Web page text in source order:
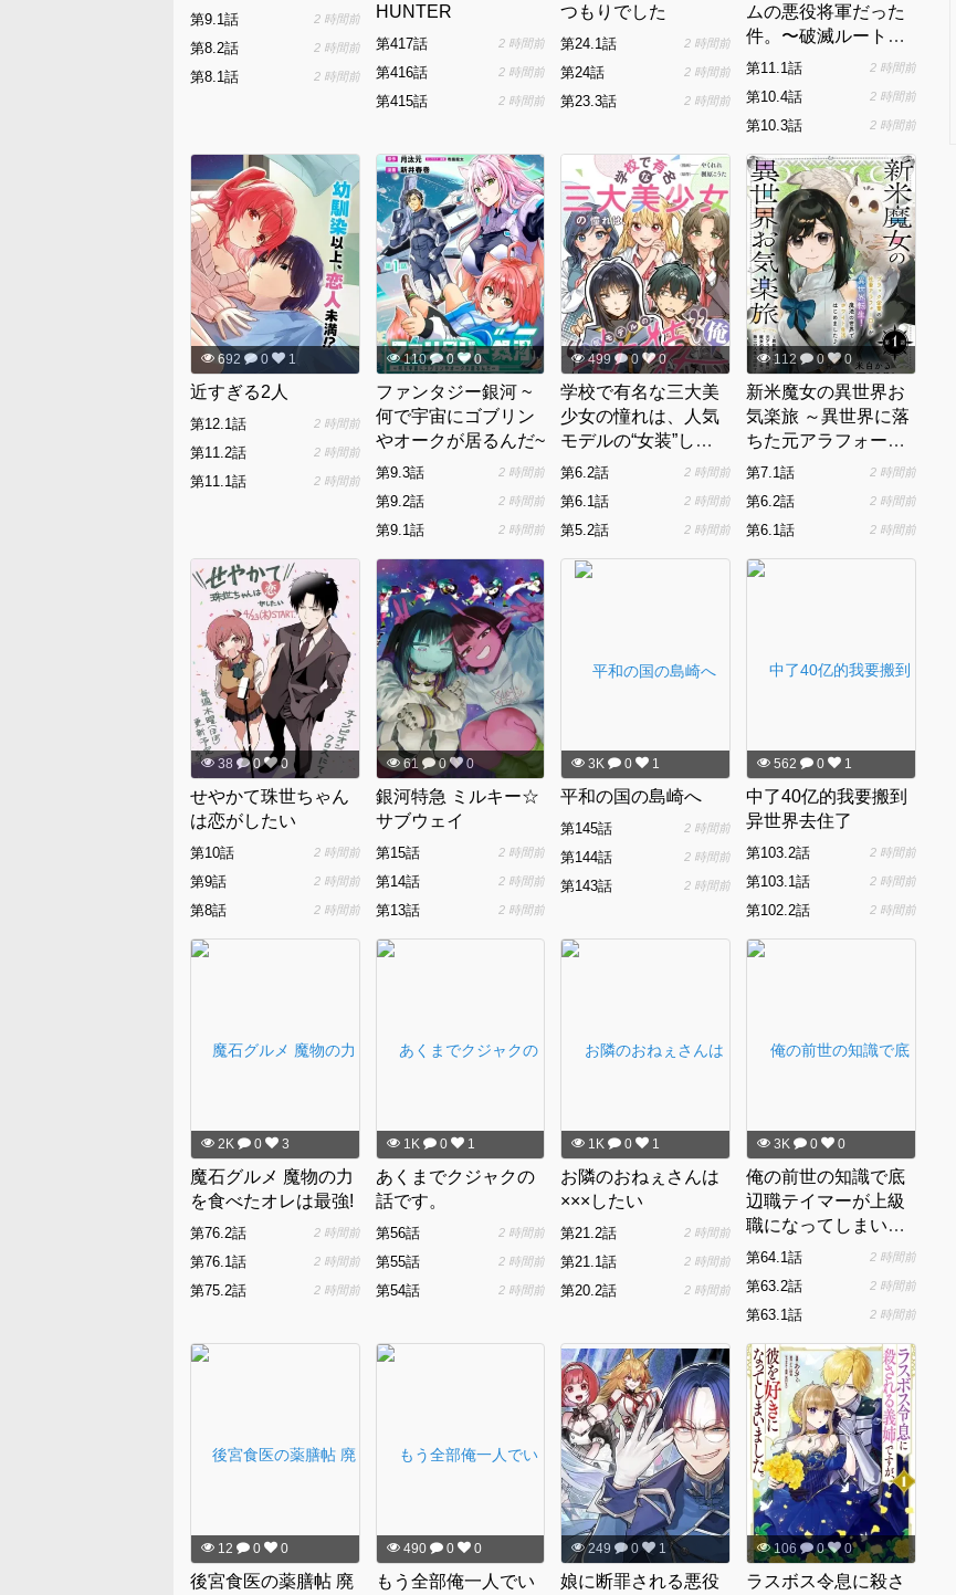
第9.1話 2 時間前
第8.2話 2 時間前
第8.1話 2 時間前
HUNTER
第417話 2 時間前
第416話 2 時間前
第415話 2 時間前
つもりでした
第24.1話 2 時間前
第24話 2 時間前
第23.3話 2 時間前
ムの悪役将軍だった
件。〜破滅ルートは
ぶっ壊す〜
第11.1話 2 時間前
第10.4話 2 時間前
第10.3話 2 時間前
692 0 1
近すぎる2人
第12.1話 2 時間前
第11.2話 2 時間前
第11.1話 2 時間前
110 0 0
ファンタジー銀河 ~
何で宇宙にゴブリン
やオークが居るんだ~
第9.3話 2 時間前
第9.2話 2 時間前
第9.1話 2 時間前
499 0 0
学校で有名な三大美
少女の憧れは、人気
モデルの“女装”した
俺らしい@COMIC
第6.2話 2 時間前
第6.1話 2 時間前
第5.2話 2 時間前
112 0 0
新米魔女の異世界お
気楽旅 ～異世界に落
ちた元アラフォー社
畜は魔女の弟子を名
歌する～
第7.1話 2 時間前
第6.2話 2 時間前
第6.1話 2 時間前
38 0 0
せやかて珠世ちゃん
は恋がしたい
第10話 2 時間前
第9話 2 時間前
第8話 2 時間前
61 0 0
銀河特急 ミルキー☆
サブウェイ
第15話 2 時間前
第14話 2 時間前
第13話 2 時間前
3K 0 1
平和の国の島崎へ
第145話 2 時間前
第144話 2 時間前
第143話 2 時間前
562 0 1
中了40亿的我要搬到
异世界去住了
第103.2話 2 時間前
第103.1話 2 時間前
第102.2話 2 時間前
2K 0 3
魔石グルメ 魔物の力
を食べたオレは最強!
第76.2話 2 時間前
第76.1話 2 時間前
第75.2話 2 時間前
1K 0 1
あくまでクジャクの
話です。
第56話 2 時間前
第55話 2 時間前
第54話 2 時間前
1K 0 1
お隣のおねぇさんは
×××したい
第21.2話 2 時間前
第21.1話 2 時間前
第20.2話 2 時間前
3K 0 0
俺の前世の知識で底
辺職テイマーが上級
職になってしまいそ
うな件
第64.1話 2 時間前
第63.2話 2 時間前
第63.1話 2 時間前
12 0 0
後宮食医の薬膳帖 廃
490 0 0
もう全部俺一人でい
249 0 1
娘に断罪される悪役
106 0 0
ラスボス令息に殺さ